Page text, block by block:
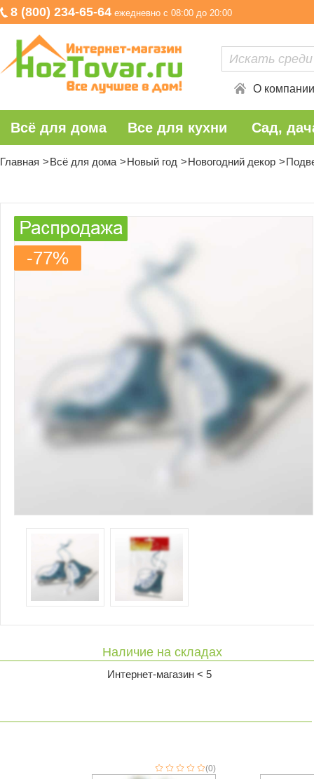
8 (800) 234-65-64 ежедневно с 08:00 до 20:00
О компании
Всё для дома Все для кухни Сад,
Главная Всё для дома Новый год Новогодний декор
-77%
Наличие на складах
Интернет-магазин < 5
(0)